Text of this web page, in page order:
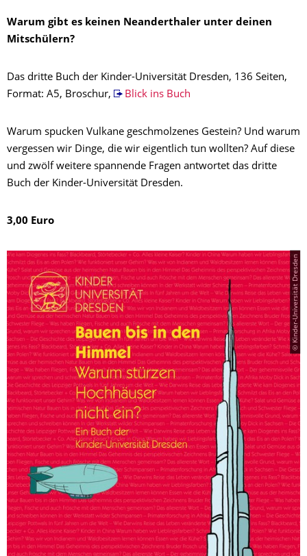
Warum gibt es keinen Neanderthaler unter deinen
Mitschülern?
Das dritte Buch der Kinder-Universität Dresden, 136 Seiten,
Format: A5, Broschur,
Blick ins Buch
Warum spucken Vulkane geschmolzenes Gestein? Und warum
vergessen wir Dinge, die wir eigentlich tun wollten? Auf diese
und zwölf weitere spannende Fragen antwortet das dritte
Buch der Kinder-Universität Dresden.
3,00 Euro
© Kinder-Universität Dresden